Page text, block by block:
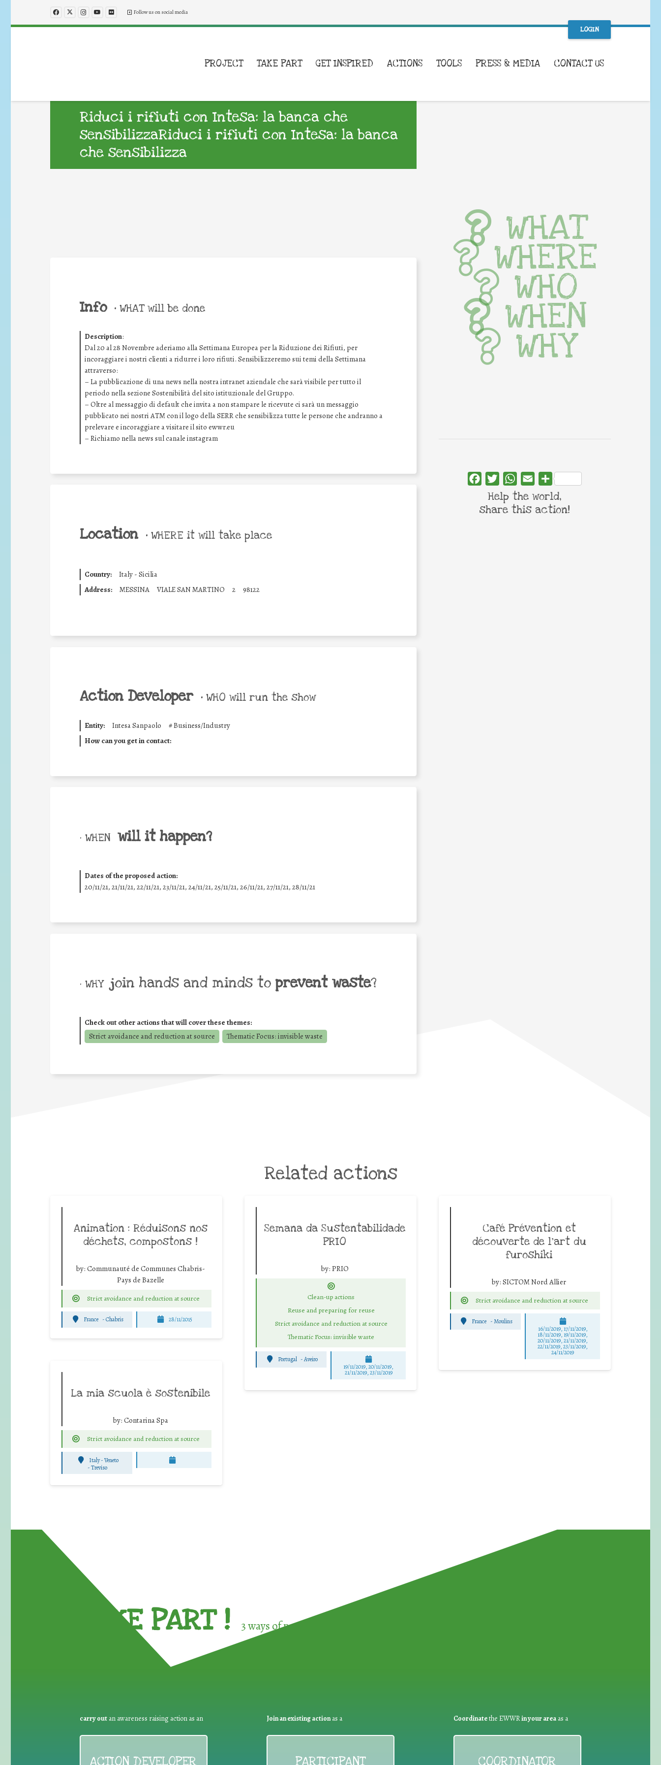
Follow us on social media
LOGIN
PROJECT TAKE PART GET INSPIRED ACTIONS TOOLS PRESS & MEDIA CONTACT US
Riduci i rifiuti con Intesa: la banca che
sensibilizzaRiduci i rifiuti con Intesa: la banca
che sensibilizza
Info • WHAT will be done
Description:
Dal 20 al 28 Novembre aderiamo alla Settimana Europea per la Riduzione dei Rifiuti, per
incoraggiare i nostri clienti a ridurre i loro rifiuti. Sensibilizzeremo sui temi della Settimana
attraverso:
– La pubblicazione di una news nella nostra intranet aziendale che sarà visibile per tutto il
periodo nella sezione Sostenibilità del sito istituzionale del Gruppo.
– Oltre al messaggio di default che invita a non stampare le ricevute ci sarà un messaggio
pubblicato nei nostri ATM con il logo della SERR che sensibilizza tutte le persone che andranno a
prelevare e incoraggiare a visitare il sito ewwr.eu
– Richiamo nella news sul canale instagram
Location • WHERE it will take place
Country:
Italy - Sicilia
Address:
MESSINA VIALE SAN MARTINO 2 98122
Action Developer • WHO will run the show
Entity: Intesa Sanpaolo #Business/Industry
How can you get in contact:
• WHEN will it happen?
Dates of the proposed action:
20/11/21, 21/11/21, 22/11/21, 23/11/21, 24/11/21, 25/11/21, 26/11/21, 27/11/21, 28/11/21
• WHY join hands and minds to prevent waste?
Check out other actions that will cover these themes:
Strict avoidance and reduction at source
Thematic Focus: invisible waste
WHAT
WHERE
WHO
WHEN
WHY
FacebookTwitterWhatsApp
Email Share
Help the world,
share this action!
Related actions
Animation : Réduisons nos
déchets, compostons !
by: Communauté de Communes Chabris-
Pays de Bazelle
Strict avoidance and reduction at source
France -Chabris 28/11/2015
Semana da Sustentabilidade
PRIO
by: PRIO
Clean-up actions
Reuse and preparing for reuse
Strict avoidance and reduction at source
Thematic Focus: invisible waste
Portugal -Aveiro
19/11/2019, 20/11/2019,
21/11/2019, 23/11/2019
Café Prévention et
découverte de l’art du
furoshiki
by: SICTOM Nord Allier
Strict avoidance and reduction at source
France -Moulins
16/11/2019, 17/11/2019,
18/11/2019, 19/11/2019,
20/11/2019, 21/11/2019,
22/11/2019, 23/11/2019,
24/11/2019
La mia scuola è sostenibile
by: Contarina Spa
Strict avoidance and reduction at source
Italy - Veneto
-Treviso
TAKE PART ! 3 ways of participating in the
carry out an awareness raising action as an
ACTION DEVELOPER
Join an existing actionas a
PARTICIPANT
Coordinatethe EWWRin your areaas a
COORDINATOR